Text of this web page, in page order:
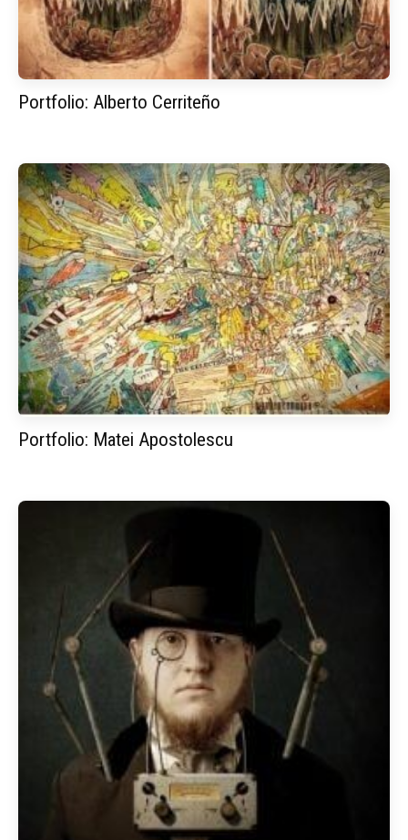
Portfolio: Alberto Cerriteño
Portfolio: Matei Apostolescu